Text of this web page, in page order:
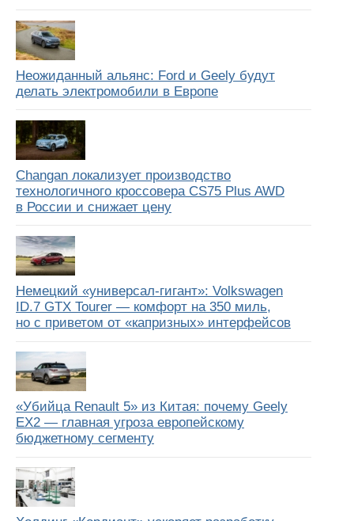
Неожиданный альянс: Ford и Geely будут
делать электромобили в Европе
Changan локализует производство
технологичного кроссовера CS75 Plus AWD
в России и снижает цену
Немецкий «универсал-гигант»: Volkswagen
ID.7 GTX Tourer — комфорт на 350 миль,
но с приветом от «капризных» интерфейсов
«Убийца Renault 5» из Китая: почему Geely
EX2 — главная угроза европейскому
бюджетному сегменту